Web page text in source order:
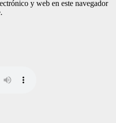
y web en este navegador